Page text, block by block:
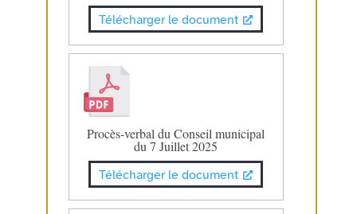
Télécharger le document
Procès-verbal du Conseil municipal
du 7 Juillet 2025
Télécharger le document